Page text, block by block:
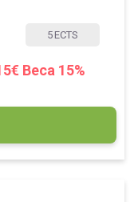
5 ECTS
Beca 15%